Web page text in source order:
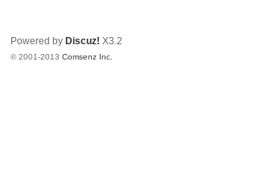
Powered by Discuz! X3.2
© 2001-2013Comsenz Inc.